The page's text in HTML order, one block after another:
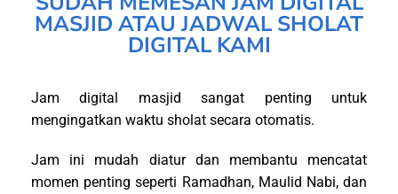
MASJID ATAU JADWAL SHOLAT
DIGITAL KAMI
Jam digital masjid sangat penting untuk
mengingatkan waktu sholat secara otomatis.
Jam ini mudah diatur dan membantu mencatat
momen penting seperti Ramadhan, Maulid Nabi, dan